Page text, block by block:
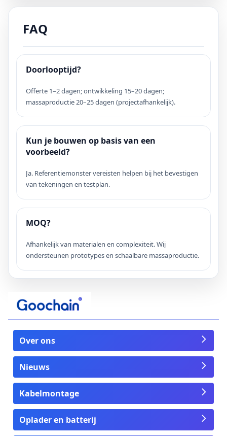
FAQ
Doorlooptijd?
Offerte 1–2 dagen; ontwikkeling 15–20 dagen;
massaproductie 20–25 dagen (projectafhankelijk).
Kun je bouwen op basis van een
voorbeeld?
Ja. Referentiemonster vereisten helpen bij het bevestigen
van tekeningen en testplan.
MOQ?
Afhankelijk van materialen en complexiteit. Wij
ondersteunen prototypes en schaalbare massaproductie.
Over ons
Nieuws
Kabelmontage
Oplader en batterij